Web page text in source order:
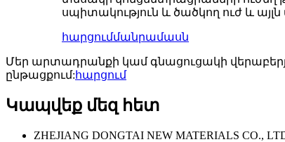
սպիտակություն և ծածկող ուժ և
հարցումմանրամասն
Մեր արտադրանքի կամ գնացուցակի
ընթացքում: հարցում
Կապվեք մեզ հետ
ZHEJIANG DONGTAI NEW MATERIALS CO.,